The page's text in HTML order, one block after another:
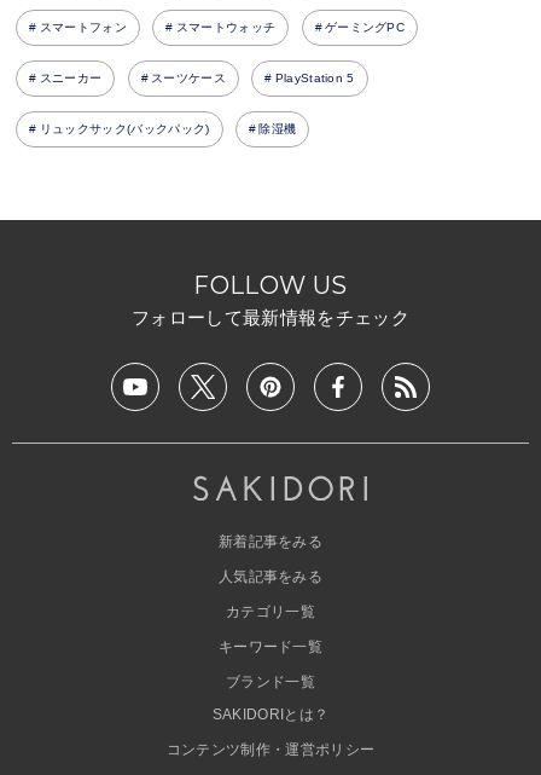
スマートフォン スマートウォッチ ゲーミングPC
スニーカー スーツケース PlayStation 5
リュックサック(バックパック) 除湿機
FOLLOW US
フォローして最新情報をチェック
新着記事をみる
人気記事をみる
カテゴリ一覧
キーワード一覧
ブランド一覧
SAKIDORIとは？
コンテンツ制作・運営ポリシー